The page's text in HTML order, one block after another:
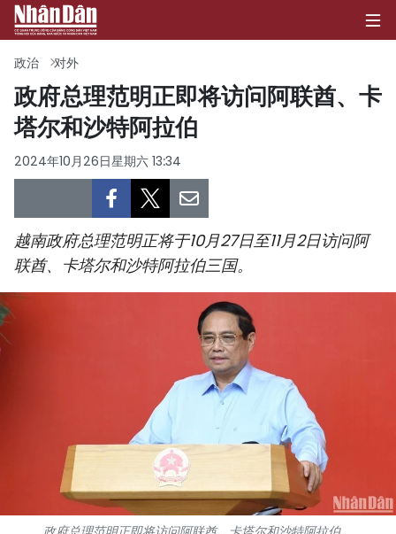
首页
政治
经济
社会
环保
国际
旅游
友谊桥梁
政治 对外
政府总理范明正即将访问阿联酋、卡
塔尔和沙特阿拉伯
2024年10月26日星期六 13:34
越南政府总理范明正将于10月27日至11月2日访问阿
联酋、卡塔尔和沙特阿拉伯三国。